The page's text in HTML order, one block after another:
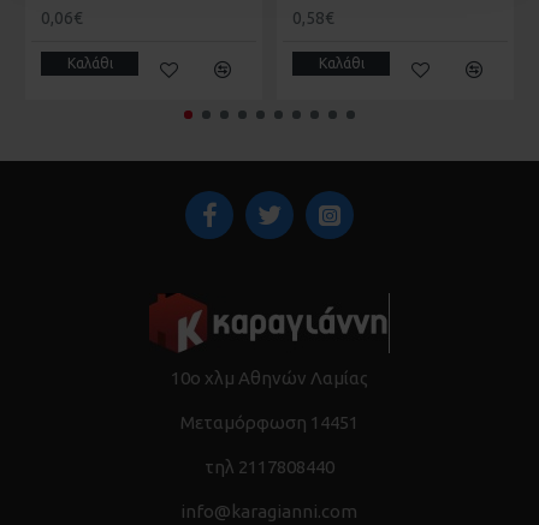
0,06€
Καλάθι
0,58€
Καλάθι
10ο χλμ Αθηνών Λαμίας
Μεταμόρφωση 14451
τηλ 2117808440
info@karagianni.com